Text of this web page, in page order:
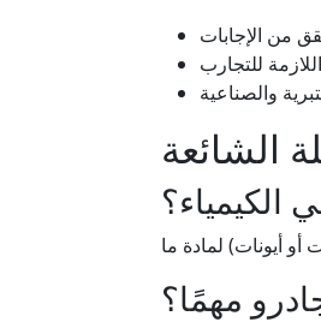
الكيمياء؟
مهمًا؟